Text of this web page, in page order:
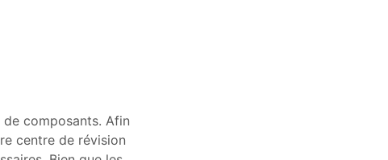
composants. Afin
centre de révision